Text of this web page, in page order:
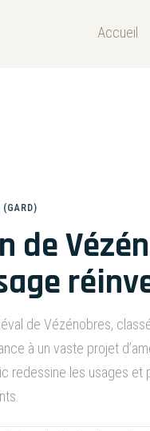
Accueil
(GARD)
de
de Vézénobres,
à un vaste projet
redessine les usages